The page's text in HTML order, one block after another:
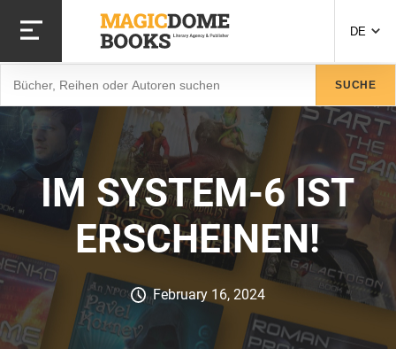
zum
Inhalt
DE
SUCHE
IM SYSTEM-6 IST
ERSCHEINEN!
February 16, 2024